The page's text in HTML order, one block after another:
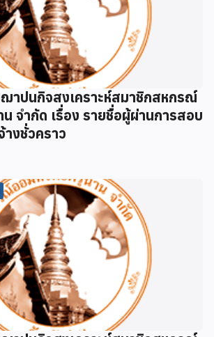
าปนกิจสงเคราะห์สมาชิกสหกรณ์
จำกัด เรื่อง รายชื่อผู้ผ่านการสอบ
างชั่วคราว